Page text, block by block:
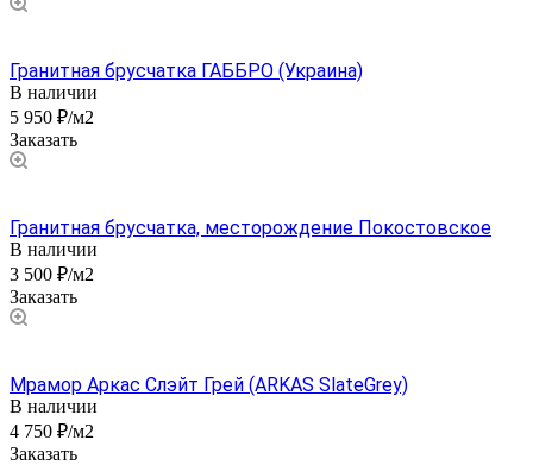
Гранитная брусчатка ГАББРО (Украина)
В наличии
5 950 ₽/м2
Заказать
Гранитная брусчатка, месторождение Покостовское
В наличии
3 500 ₽/м2
Заказать
Мрамор Аркас Слэйт Грей (ARKAS SlateGrey)
В наличии
4 750 ₽/м2
Заказать